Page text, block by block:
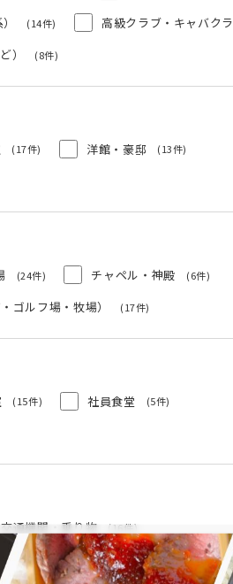
(14件) 高級クラブ・キャバクラ
） (8件)
(17件) 洋館・豪邸 (13件)
(24件) チャペル・神殿 (6件)
ゴルフ場・牧場） (17件)
(15件) 社員食堂 (5件)
通機関・乗り物 (16件)